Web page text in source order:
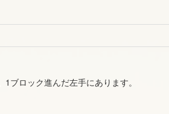
ブロック進んだ左手にあります。